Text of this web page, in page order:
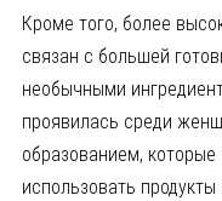
Кроме того, более
связан с большей
необычными
проявилась среди
образованием,
использовать